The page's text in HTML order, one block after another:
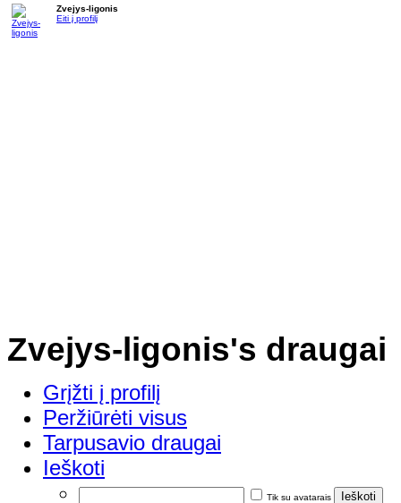
Zvejys-ligonis
Eiti į profilį
Zvejys-ligonis's draugai
Grįžti į profilį
Peržiūrėti visus
Tarpusavio draugai
Ieškoti
Tik su avatarais